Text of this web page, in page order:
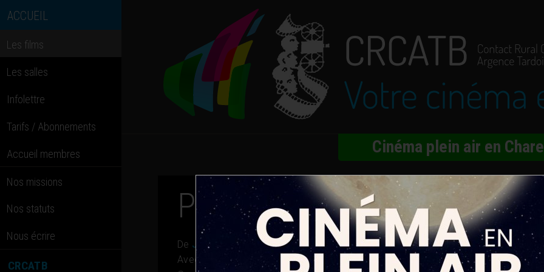
ACCUEIL
Les films
Les salles
Infolettre
Tarifs / Abonnements
Accueil membres
Nos missions
Nos statuts
Nous écrire
CRCATB
Cinéma plein air en
Police Flash 80
De Jean-Baptiste Saurel
Avec
François Damiens, Audrey Lamy, Xavier Lacaille